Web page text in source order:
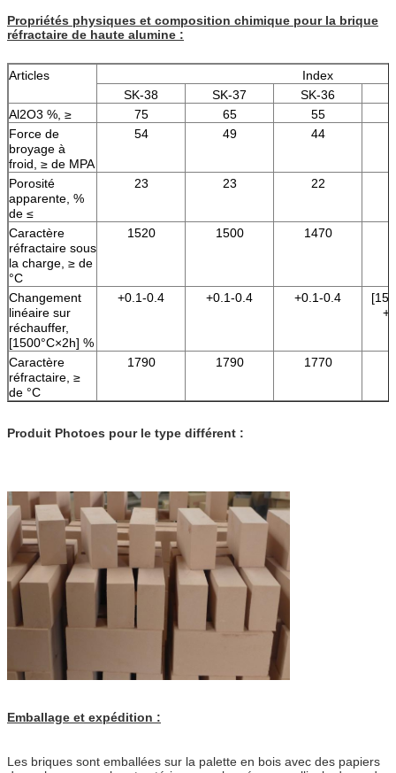
Propriétés physiques et composition chimique pour la brique
réfractaire de haute alumine :
Articles
Index
SK-38
SK-37 SK-36
Al2O3 %, ≥
75 65
55
Force de
broyage à
froid, ≥ de MPA
54 49 44
Porosité
apparente, %
de ≤
23 23 22
Caractère
réfractaire sous
la charge, ≥ de
°C
1520 1500 1470
Changement
linéaire sur
réchauffer,
[1500°C×2h] %
+0.1-0.4 +0.1-0.4 +0.1-0.4
Caractère
réfractaire, ≥
de °C
1790 1790 1770
Produit Photoes pour le type différent :
Emballage et expédition :
Les briques sont emballées sur la palette en bois avec des papiers